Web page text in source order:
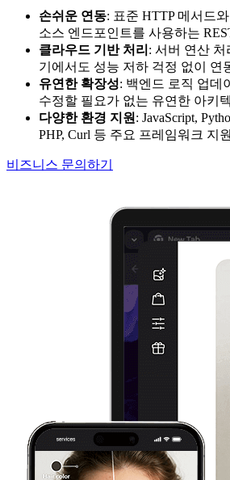
손쉬운 연동: 표준 HTTP 메서드
소스 엔드포인트를 사용하는
클라우드 기반 처리 : 서버 연산 처
기에서도 성능 저하 걱정 없이 연
유연한 확장성: 백엔드 로직 업데
수정할 필요가 없는 유연한 아키
다양한 환경 지원 : JavaScript,
PHP, Curl 등 주요 프레임워크 지원
비즈니스 문의하기